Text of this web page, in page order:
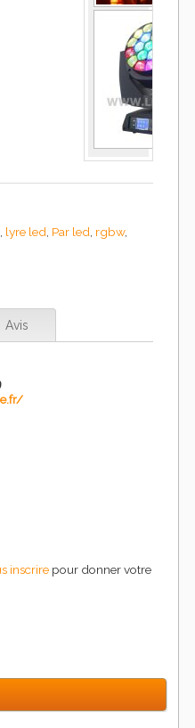
, lyre led, Par led, rgbw,
Avis
inscrire pour donner votre